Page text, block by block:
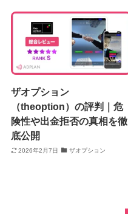
ザオプション
（theoption）の評判｜危
険性や出金拒否の真相を徹
底公開
2026年2月7日 ザオプション